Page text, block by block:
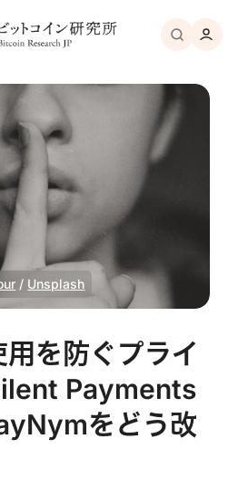
/ Unsplash
を防ぐプライ
Payments
をどう改